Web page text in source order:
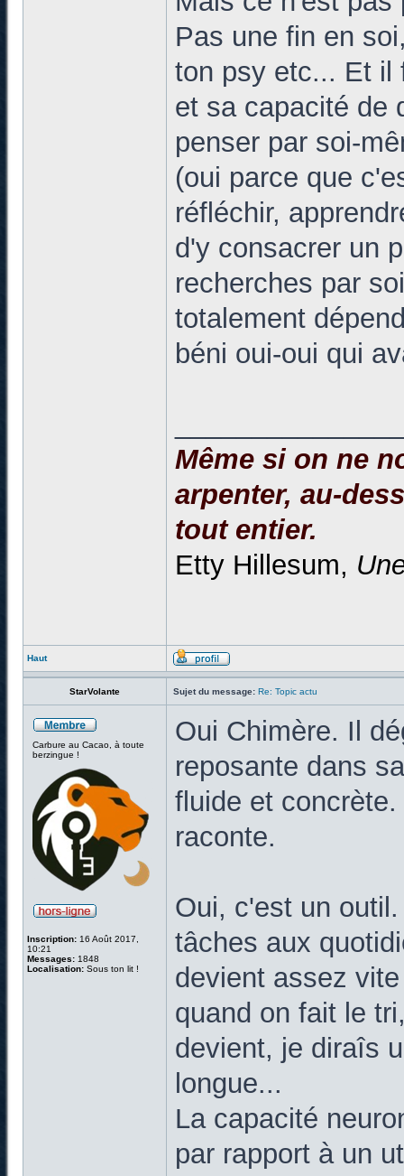
Pas une fin en
ton psy etc... Et il
et sa capacité de
penser par soi-
(oui parce que
réfléchir,
d'y consacrer un
recherches par
totalement
béni oui-oui qui
Même si on ne
arpenter, au-
tout entier.
Etty Hillesum,
Haut
StarVolante Sujet du message: Re: Topic actu
Carbure au Cacao, à toute
berzingue !
Inscription: 16 Août 2017,
10:21
Messages: 1848
Localisation: Sous ton lit !
Oui Chimère. Il
reposante dans
fluide et
raconte.
Oui, c'est un
tâches aux
devient assez
quand on fait le
devient, je diraîs
longue...
La capacité
par rapport à un